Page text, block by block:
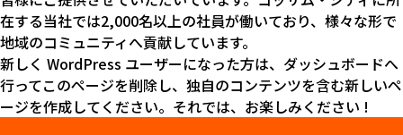
在する当社では2,000名以上の社員が働いており、様々な形で
地域のコミュニティへ貢献しています。
新しく WordPress ユーザーになった方は、 ダッシュボードへ
行ってこのページを削除し、独自のコンテンツを含む新しいペ
ージを作成してください。それでは、お楽しみください !